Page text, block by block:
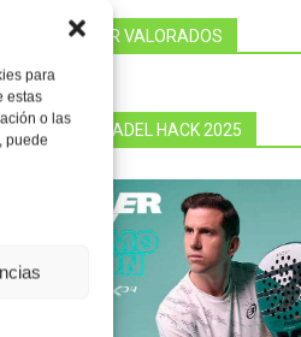
para
estas
o las
puede
MEJOR VALORADOS
BULLPADEL HACK 2025